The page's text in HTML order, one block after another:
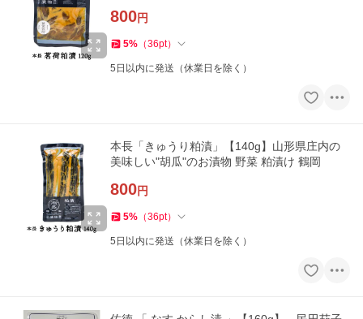
800円
5% （36pt）
5日以内に発送（休業日を除く）
本長「きゅうり粕漬」【140g】山形県庄内の
美味しい"胡瓜"のお漬物 野菜 粕漬け 鶴岡
800円
5% （36pt）
5日以内に発送（休業日を除く）